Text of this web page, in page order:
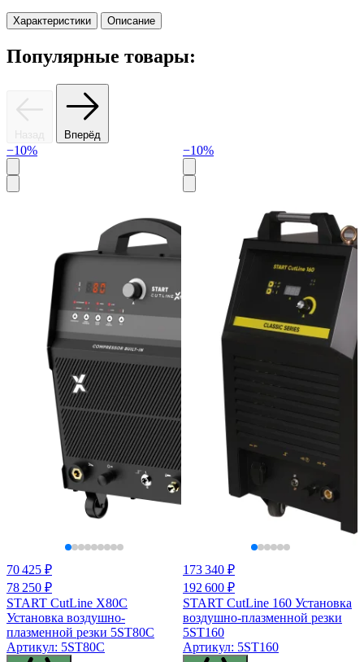
Характеристики Описание
Популярные товары:
Назад Вперёд
−10%
70 425 ₽
78 250 ₽
START CutLine X80C
Установка воздушно-
плазменной резки 5ST80С
Артикул: 5ST80С
−10%
173 340 ₽
192 600 ₽
START CutLine 160 Установка
воздушно-плазменной резки
5ST160
Артикул: 5ST160